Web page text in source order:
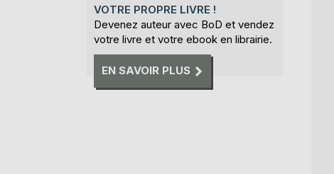
VOTRE PROPRE LIVRE !
Devenez auteur avec BoD et vendez
votre livre et votre ebook en librairie.
EN SAVOIR PLUS